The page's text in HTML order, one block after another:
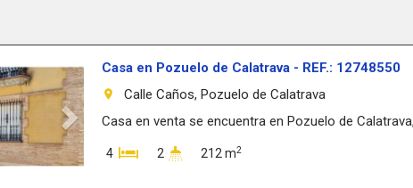
Casa en Pozuelo de Calatrava - REF.: 12748550
room
Calle Caños, Pozuelo de Calatrava
Casa en venta se encuentra en Pozuelo de
4 2 212 m2